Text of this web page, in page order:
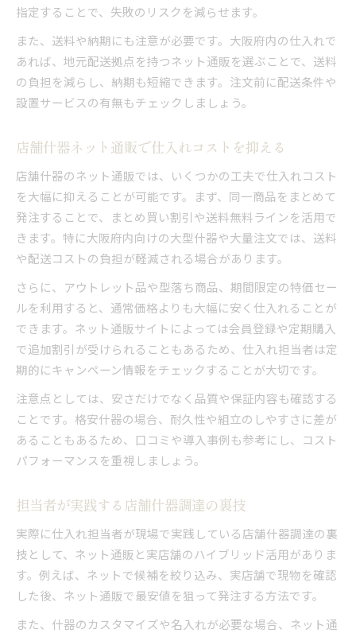
指定することで、失敗のリスクを減らせます。
また、送料や納期にも注意が必要です。大阪府内の仕入れで
あれば、地元配送拠点を持つネット通販を選ぶことで、送料
の負担を減らし、納期も短縮できます。注文前に配送条件や
設置サービスの有無もチェックしましょう。
店舗什器ネット通販で仕入れコストを抑える
店舗什器のネット通販では、いくつかの工夫で仕入れコスト
を大幅に抑えることが可能です。まず、同一商品をまとめて
発注することで、まとめ買い割引や送料無料ラインを活用で
きます。特に大阪府内向けの大型什器や大量注文では、送料
や配送コストの負担が軽減される場合があります。
さらに、アウトレット品や型落ち商品、期間限定の特価セー
ルを利用すると、通常価格よりも大幅に安く仕入れることが
できます。ネット通販サイトによっては会員登録や定期購入
で追加割引が受けられることもあるため、仕入れ担当者は定
期的にキャンペーン情報をチェックすることが大切です。
注意点としては、安さだけでなく品質や保証内容も確認する
ことです。格安什器の場合、耐久性や組立のしやすさに差が
あることもあるため、口コミや導入事例も参考にし、コスト
パフォーマンスを重視しましょう。
担当者が実践する店舗什器調達の裏技
実際に仕入れ担当者が現場で実践している店舗什器調達の裏
技として、ネット通販と実店舗のハイブリッド活用がありま
す。例えば、ネットで候補を絞り込み、実店舗で現物を確認
した後、ネット通販で最安値を狙って発注する方法です。
また、什器のカスタマイズや名入れが必要な場合、ネット通